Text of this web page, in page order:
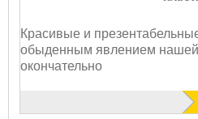
Красивые и
обыденным явлением нашей
окончательно